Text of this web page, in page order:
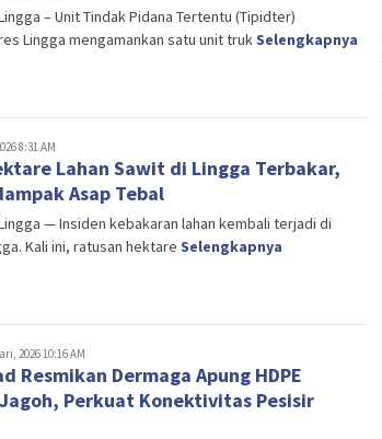
Lingga – Unit Tindak Pidana Tertentu (Tipidter)
Lingga mengamankan satu unit truk Selengkapnya
8:31 AM
Lahan Sawit di Lingga Terbakar,
Asap Tebal
Lingga — Insiden kebakaran lahan kembali terjadi di
Kali ini, ratusan hektare Selengkapnya
2026 10:16 AM
Resmikan Dermaga Apung HDPE
Perkuat Konektivitas Pesisir